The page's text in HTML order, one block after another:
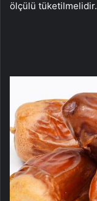
ölçülü tüketilmelidir.